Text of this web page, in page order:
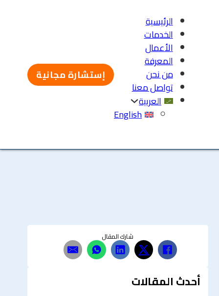
الرئيسية
الخدمات
الأعمال
المعرفة
من نحن
تواصل معنا
العربية
English
إستشارة مجانية
شارك المقال
أحدث المقالات